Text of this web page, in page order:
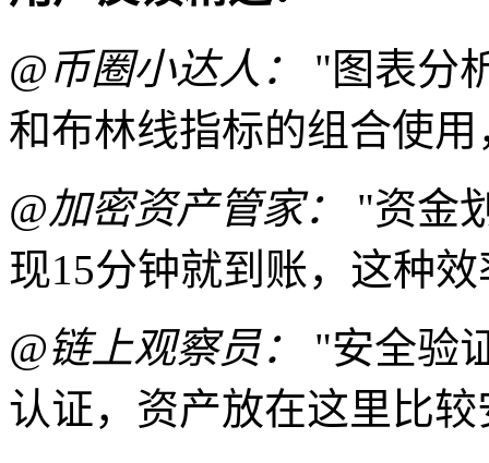
@币圈小达人：
"图表分
和布林线指标的组合使
@加密资产管家：
"资金
现15分钟就到账，这种
@链上观察员：
"安全验
认证，资产放在这里比